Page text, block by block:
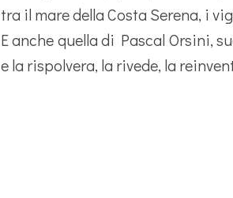
tra il mare della Costa Serena, i
E anche quella di Pascal Orsini,
e la rispolvera, la rivede, la